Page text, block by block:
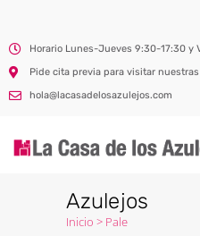
Horario Lunes-Jueves 9:30-17:30 y
Pide cita previa para visitar
hola@lacasadelosazulejos.com
Azulejos
Inicio > Pale